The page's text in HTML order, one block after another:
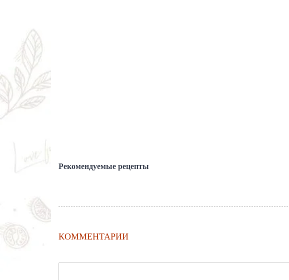
Рекомендуемые рецепты
КОММЕНТАРИИ